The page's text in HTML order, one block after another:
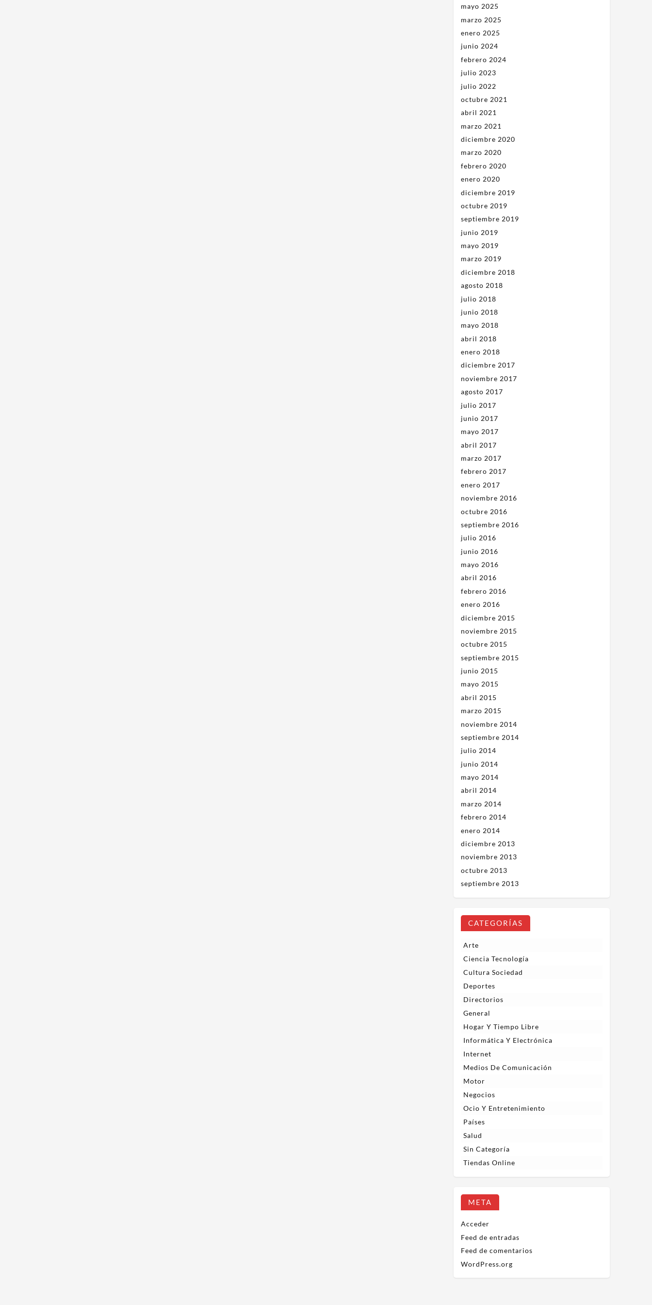
mayo 2025
marzo 2025
enero 2025
junio 2024
febrero 2024
julio 2023
julio 2022
octubre 2021
abril 2021
marzo 2021
diciembre 2020
marzo 2020
febrero 2020
enero 2020
diciembre 2019
octubre 2019
septiembre 2019
junio 2019
mayo 2019
marzo 2019
diciembre 2018
agosto 2018
julio 2018
junio 2018
mayo 2018
abril 2018
enero 2018
diciembre 2017
noviembre 2017
agosto 2017
julio 2017
junio 2017
mayo 2017
abril 2017
marzo 2017
febrero 2017
enero 2017
noviembre 2016
octubre 2016
septiembre 2016
julio 2016
junio 2016
mayo 2016
abril 2016
febrero 2016
enero 2016
diciembre 2015
noviembre 2015
octubre 2015
septiembre 2015
junio 2015
mayo 2015
abril 2015
marzo 2015
noviembre 2014
septiembre 2014
julio 2014
junio 2014
mayo 2014
abril 2014
marzo 2014
febrero 2014
enero 2014
diciembre 2013
noviembre 2013
octubre 2013
septiembre 2013
CATEGORÍAS
Arte
Ciencia Tecnología
Cultura Sociedad
Deportes
Directorios
General
Hogar Y Tiempo Libre
Informática Y Electrónica
Internet
Medios De Comunicación
Motor
Negocios
Ocio Y Entretenimiento
Países
Salud
Sin Categoría
Tiendas Online
META
Acceder
Feed de entradas
Feed de comentarios
WordPress.org